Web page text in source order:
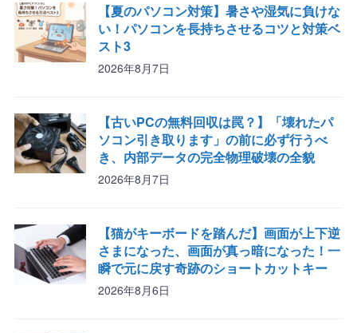
【夏のパソコン対策】暑さや湿気に負けな
い！パソコンを長持ちさせるコツと対策ベ
スト3
2026年8月7日
【古いPCの無料回収は罠？】「壊れたパ
ソコン引き取ります」の前に必ず行うべ
き、内部データの完全物理破壊の全貌
2026年8月7日
【猫がキーボードを踏んだ】画面が上下逆
さまになった、画面が真っ暗になった！一
瞬で元に戻す奇跡のショートカットキー
2026年8月6日